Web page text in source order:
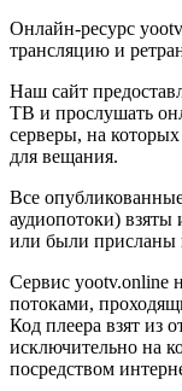
Онлайн-ресурс
трансляцию и
Наш сайт
ТВ и прослушать
серверы, на
для вещания.
Все
аудиопотоки) взяты
или были присланы
Сервис yootv.online
потоками,
Код плеера взят из
исключительно на
посредством